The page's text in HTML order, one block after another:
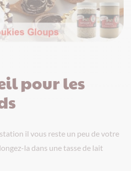
pour les
il vous reste un peu de votre
la dans une tasse de lait